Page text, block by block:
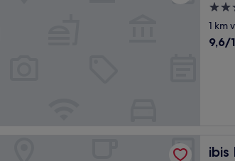
4.5-
1 km
9.6
9,6/
ibis
ibis